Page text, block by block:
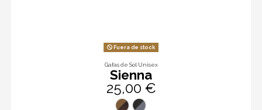
Fuera de stock
Gafas de Sol Unisex
Sienna
25,00 €